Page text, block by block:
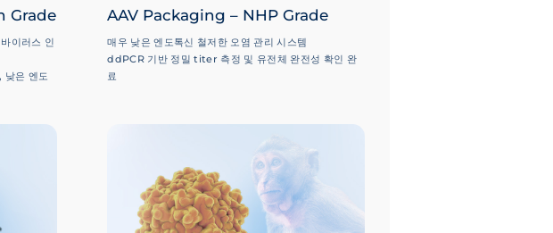
Grade
이러스 인
낮은 엔도
으로 검증
AAV Packaging – NHP Grade
매우 낮은 엔도톡신 철저한 오염 관리 시스템
ddPCR 기반 정밀 titer 측정 및 유전체 완전성 확인 완
료